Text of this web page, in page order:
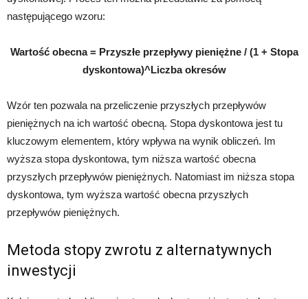
następującego wzoru:
Wartość obecna = Przyszłe przepływy pieniężne / (1 + Stopa
dyskontowa)^Liczba okresów
Wzór ten pozwala na przeliczenie przyszłych przepływów
pieniężnych na ich wartość obecną. Stopa dyskontowa jest tu
kluczowym elementem, który wpływa na wynik obliczeń. Im
wyższa stopa dyskontowa, tym niższa wartość obecna
przyszłych przepływów pieniężnych. Natomiast im niższa stopa
dyskontowa, tym wyższa wartość obecna przyszłych
przepływów pieniężnych.
Metoda stopy zwrotu z alternatywnych
inwestycji